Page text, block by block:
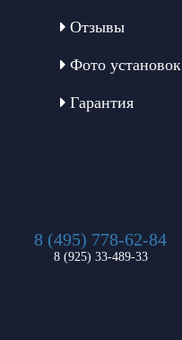
Отзывы
Фото установок
Гарантия
8 (495) 778-62-84
8 (925) 33-489-33